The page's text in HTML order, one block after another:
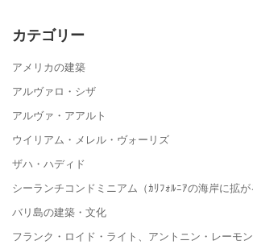
カテゴリー
アメリカの建築
アルヴァロ・シザ
アルヴァ・アアルト
ウイリアム・メレル・ヴォーリズ
ザハ・ハディド
シーランチコンドミニアム（ｶﾘﾌｫﾙﾆｱの海岸に拡が
バリ島の建築・文化
フランク・ロイド・ライト、アントニン・レーモ